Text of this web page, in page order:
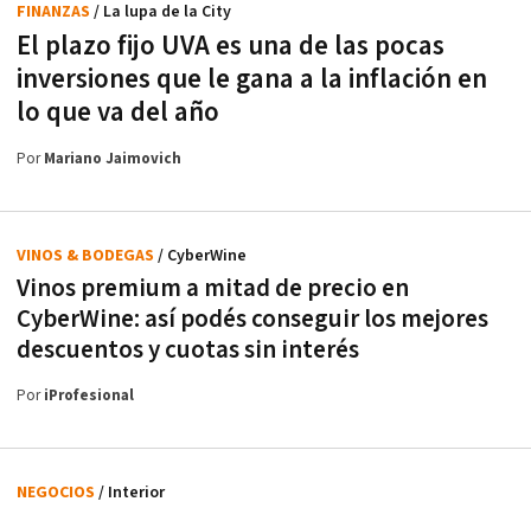
El plazo fijo UVA es una de las pocas
inversiones que le gana a la inflación en
lo que va del año
FINANZAS / La lupa de la City
PorMariano Jaimovich
Vinos premium a mitad de precio en
CyberWine: así podés conseguir los mejores
descuentos y cuotas sin interés
VINOS & BODEGAS / CyberWine
PoriProfesional
NEGOCIOS / Interior